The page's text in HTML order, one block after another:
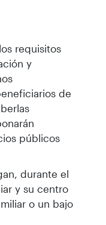
requisitos
y
de
públicos
durante el
y su centro
o un bajo